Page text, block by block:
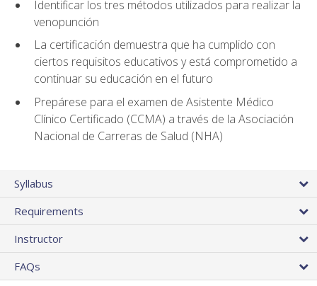
Identificar los tres métodos utilizados para realizar la
venopunción
La certificación demuestra que ha cumplido con
ciertos requisitos educativos y está comprometido a
continuar su educación en el futuro
Prepárese para el examen de Asistente Médico
Clínico Certificado (CCMA) a través de la Asociación
Nacional de Carreras de Salud (NHA)
Syllabus
Requirements
Instructor
FAQs